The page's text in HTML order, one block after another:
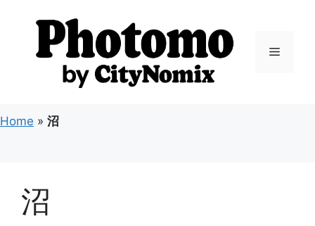
ス
キ
メ
Home » 沼
沼